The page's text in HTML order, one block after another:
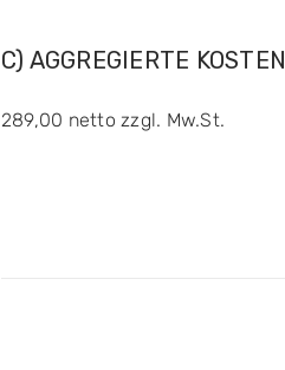
C) AGGREGIERTE KOSTEN
289,00 netto zzgl. Mw.St.